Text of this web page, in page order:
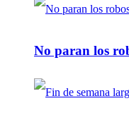
No paran los